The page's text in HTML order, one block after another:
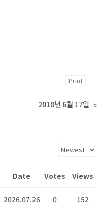
Print
2018년 6월 17일 »
Date Votes Views
2026.07.26 0 152